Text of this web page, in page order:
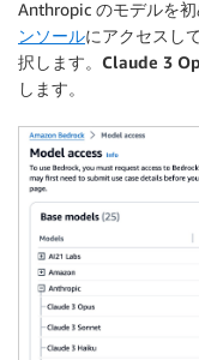
Anthropic のモデルを初
ンソールにアクセスし
択します。 Claude 3
します。